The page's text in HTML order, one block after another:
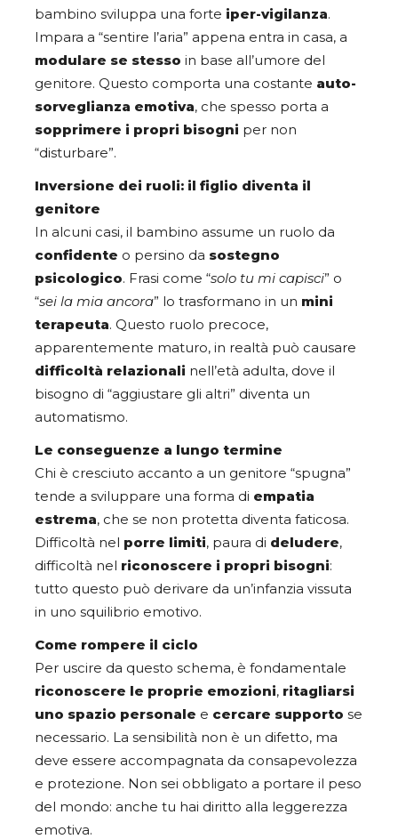
bambino sviluppa una forte iper-vigilanza.
Impara a “sentire l’aria” appena entra in casa, a
modulare se stesso in base all’umore del
genitore. Questo comporta una costante auto-
sorveglianza emotiva, che spesso porta a
sopprimere i propri bisogni per non
“disturbare”.
Inversione dei ruoli: il figlio diventa il
genitore
In alcuni casi, il bambino assume un ruolo da
confidente o persino da sostegno
psicologico. Frasi come “solo tu mi capisci” o
“sei la mia ancora” lo trasformano in un mini
terapeuta. Questo ruolo precoce,
apparentemente maturo, in realtà può causare
difficoltà relazionali nell’età adulta, dove il
bisogno di “aggiustare gli altri” diventa un
automatismo.
Le conseguenze a lungo termine
Chi è cresciuto accanto a un genitore “spugna”
tende a sviluppare una forma di empatia
estrema, che se non protetta diventa faticosa.
Difficoltà nel porre limiti, paura di deludere,
difficoltà nel riconoscere i propri bisogni:
tutto questo può derivare da un’infanzia vissuta
in uno squilibrio emotivo.
Come rompere il ciclo
Per uscire da questo schema, è fondamentale
riconoscere le proprie emozioni, ritagliarsi
uno spazio personale e cercare supporto se
necessario. La sensibilità non è un difetto, ma
deve essere accompagnata da consapevolezza
e protezione. Non sei obbligato a portare il peso
del mondo: anche tu hai diritto alla leggerezza
emotiva.